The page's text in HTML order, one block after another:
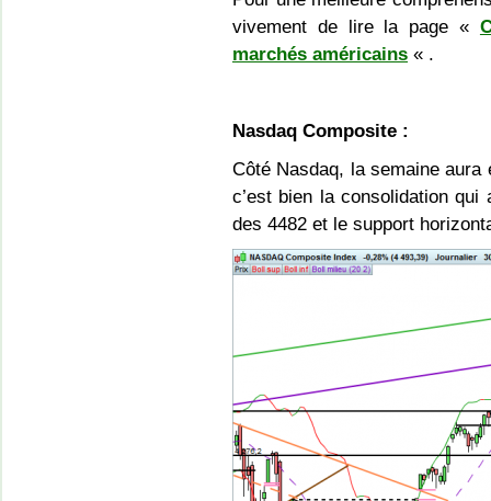
vivement de lire la page «
marchés américains « .
Nasdaq Composite :
Côté Nasdaq, la semaine
c’est bien la consolidation
des 4482 et le support